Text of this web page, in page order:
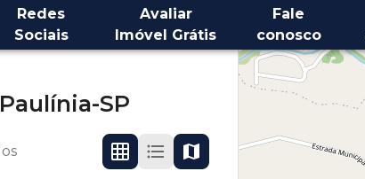
Redes
Sociais
Avaliar
Imóvel Grátis
Fale
conosco
Paulínia-SP